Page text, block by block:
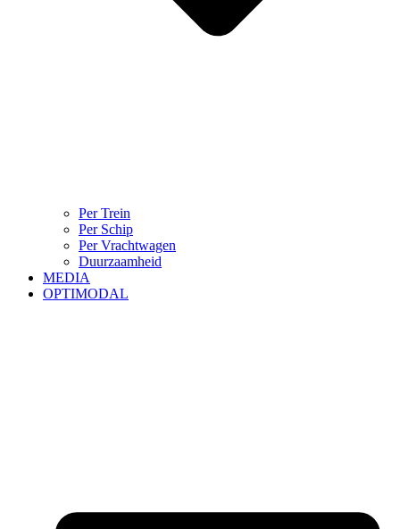
Per Trein
Per Schip
Per Vrachtwagen
Duurzaamheid
MEDIA
OPTIMODAL